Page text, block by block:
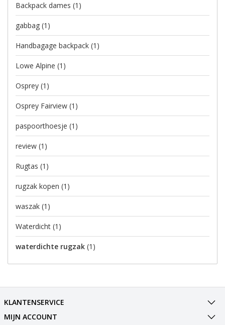
Backpack dames (1)
gabbag (1)
Handbagage backpack (1)
Lowe Alpine (1)
Osprey (1)
Osprey Fairview (1)
paspoorthoesje (1)
review (1)
Rugtas (1)
rugzak kopen (1)
waszak (1)
Waterdicht (1)
waterdichte rugzak (1)
KLANTENSERVICE
MIJN ACCOUNT